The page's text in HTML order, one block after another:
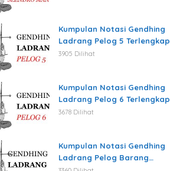
Kumpulan Notasi Gendhing
Ladrang Pelog 5 Terlengkap
3905 Dilihat
Kumpulan Notasi Gendhing
Ladrang Pelog 6 Terlengkap
3678 Dilihat
Kumpulan Notasi Gendhing
Ladrang Pelog Barang